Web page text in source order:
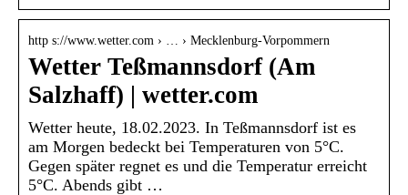
http s://www.wetter.com › … › Mecklenburg-Vorpommern
Wetter Teßmannsdorf (Am
Salzhaff) | wetter.com
Wetter heute, 18.02.2023. In Teßmannsdorf ist es
am Morgen bedeckt bei Temperaturen von 5°C.
Gegen später regnet es und die Temperatur erreicht
5°C. Abends gibt …